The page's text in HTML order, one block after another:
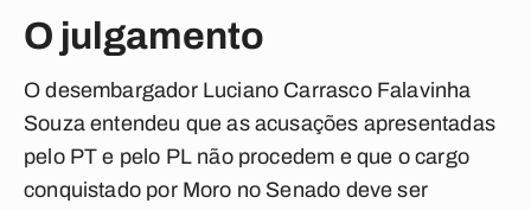
O julgamento
O desembargador Luciano Carrasco Falavinha
Souza entendeu que as acusações apresentadas
pelo PT e pelo PL não procedem e que o cargo
conquistado por Moro no Senado deve ser